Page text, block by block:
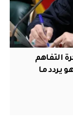
التفاهم
يردد ما